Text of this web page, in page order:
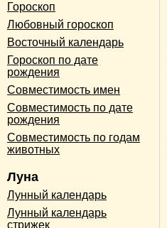
Гороскоп
Любовный гороскоп
Восточный календарь
Гороскоп по дате
рождения
Совместимость имен
Совместимость по дате
рождения
Совместимость по годам
животных
Луна
Лунный календарь
Лунный календарь
стрижек